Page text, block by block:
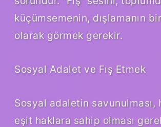
küçümsemenin, dışlamanın
olarak görmek gerekir.
Sosyal Adalet ve Fış Etmek
Sosyal adaletin savunulması,
eşit haklara sahip olması